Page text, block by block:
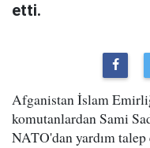
etti.
Afganistan İslam
komutanlardan Sami
NATO'dan yardım talep